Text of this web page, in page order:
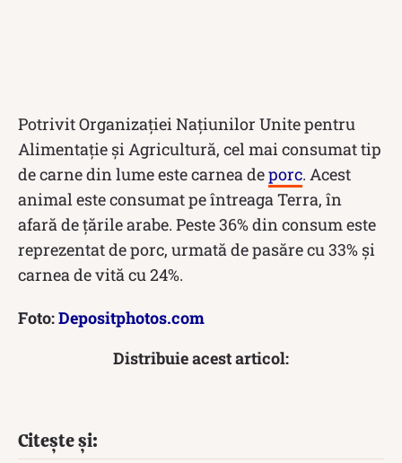
Potrivit Organizației Națiunilor Unite pentru
Alimentație și Agricultură, cel mai consumat tip
de carne din lume este carnea deporc. Acest
animal este consumat pe întreaga Terra, în
afară de țările arabe. Peste 36% din consum este
reprezentat de porc, urmată de pasăre cu 33% și
carnea de vită cu 24%.
Foto:Depositphotos.com
Distribuie acest articol:
Citește și: